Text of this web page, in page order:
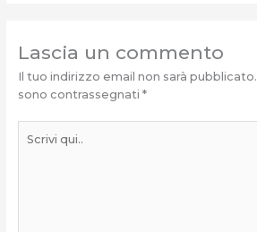
Lascia un commento
Il tuo indirizzo email non sarà pubblicato.
sono contrassegnati *
qui..